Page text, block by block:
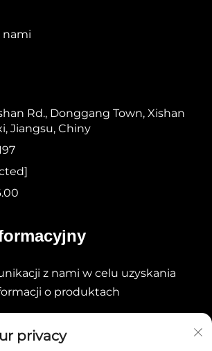
nami
Rd., Donggang Town, Xishan
Jiangsu, Chiny
z nami w celu uzyskania
o produktach
privacy